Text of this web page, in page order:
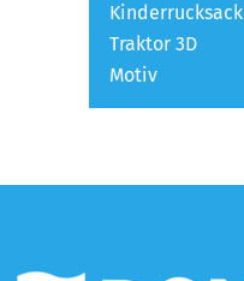
Kinderrucksack
Traktor 3D
Motiv